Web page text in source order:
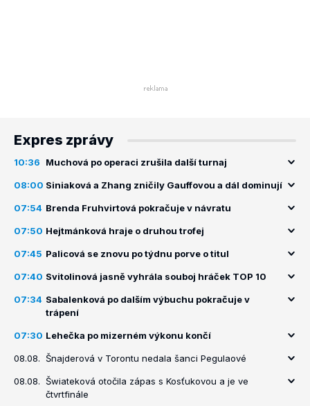
Expres zprávy
10:36 Muchová po operaci zrušila další turnaj
08:00 Siniaková a Zhang zničily Gauffovou a dál dominují
07:54 Brenda Fruhvirtová pokračuje v návratu
07:50 Hejtmánková hraje o druhou trofej
07:45 Palicová se znovu po týdnu porve o titul
07:40 Svitolinová jasně vyhrála souboj hráček TOP 10
07:34 Sabalenková po dalším výbuchu pokračuje v
trápení
07:30 Lehečka po mizerném výkonu končí
08.08. Šnajderová v Torontu nedala šanci Pegulaové
08.08. Šwiateková otočila zápas s Kosťukovou a je ve
čtvrtfinále